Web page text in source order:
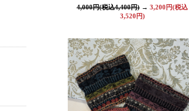
4,000円(税込4,400円) → 3,200円(税込
3,520円)